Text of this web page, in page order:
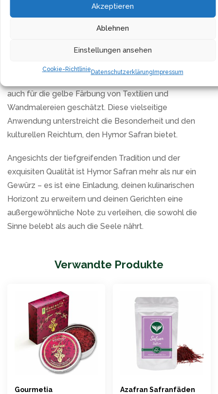
Akzeptieren
Ablehnen
Einstellungen ansehen
Cookie-RichtlinieDatenschutzerklärungImpressum
Zutat macht, mit der du deine Küche bereichern und
zugleich auf dein Wohlbefinden achten kannst.
auch Geschichte in deine Küche. Sein Ursprung reicht
bis ins 9. Jahrhundert zurück, und es wurde nicht nur in
auch für die gelbe Färbung von Textilien und
Wandmalereien geschätzt. Diese vielseitige
Anwendung unterstreicht die Besonderheit und den
kulturellen Reichtum, den Hymor Safran bietet.
Angesichts der tiefgreifenden Tradition und der
exquisiten Qualität ist Hymor Safran mehr als nur ein
Gewürz – es ist eine Einladung, deinen kulinarischen
Horizont zu erweitern und deinen Gerichten eine
außergewöhnliche Note zu verleihen, die sowohl die
Sinne belebt als auch die Seele nährt.
Verwandte Produkte
Gourmetia
Azafran Safranfäden